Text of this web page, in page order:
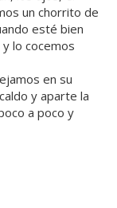
un chorrito de
esté bien
lo cocemos
en su
y aparte la
a poco y